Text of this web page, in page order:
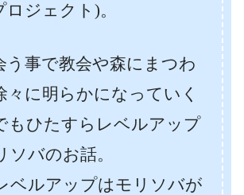
ジェクト)。
う事で教会や森にまつわ
々に明らかになっていく
もひたすらレベルアップ
ソバのお話。
ベルアップはモリソバが